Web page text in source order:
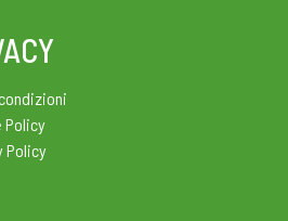
Policy
Policy